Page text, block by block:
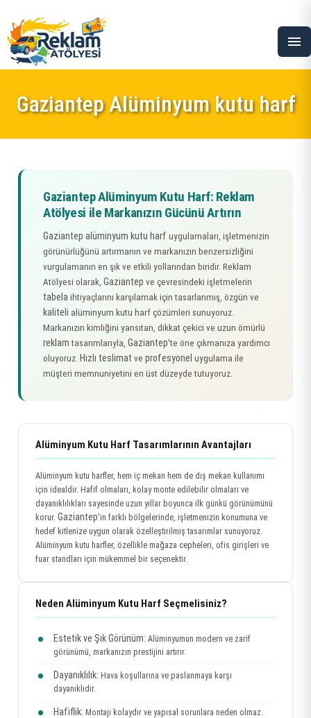
menu
Gaziantep Alüminyum kutu harf
Gaziantep Alüminyum Kutu Harf: Reklam
Atölyesi ile Markanızın Gücünü Artırın
Gaziantep alüminyum kutu harf uygulamaları, işletmenizin
görünürlüğünü artırmanın ve markanızın benzersizliğini
vurgulamanın en şık ve etkili yollarından biridir. Reklam
Atölyesi olarak, Gaziantep ve çevresindeki işletmelerin
tabela ihtiyaçlarını karşılamak için tasarlanmış, özgün ve
kaliteli alüminyum kutu harf çözümleri sunuyoruz.
Markanızın kimliğini yansıtan, dikkat çekici ve uzun ömürlü
reklam tasarımlarıyla, Gaziantep'te öne çıkmanıza yardımcı
oluyoruz. Hızlı teslimat ve profesyonel uygulama ile
müşteri memnuniyetini en üst düzeyde tutuyoruz.
Alüminyum Kutu Harf Tasarımlarının Avantajları
Alüminyum kutu harfler, hem iç mekan hem de dış mekan kullanımı
için idealdir. Hafif olmaları, kolay monte edilebilir olmaları ve
dayanıklılıkları sayesinde uzun yıllar boyunca ilk günkü görünümünü
korur. Gaziantep'in farklı bölgelerinde, işletmenizin konumuna ve
hedef kitlenize uygun olarak özelleştirilmiş tasarımlar sunuyoruz.
Alüminyum kutu harfler, özellikle mağaza cepheleri, ofis girişleri ve
fuar standları için mükemmel bir seçenektir.
Neden Alüminyum Kutu Harf Seçmelisiniz?
Estetik ve Şık Görünüm: Alüminyumun modern ve zarif
görünümü, markanızın prestijini artırır.
Dayanıklılık: Hava koşullarına ve paslanmaya karşı
dayanıklıdır.
Hafiflik: Montajı kolaydır ve yapısal sorunlara neden olmaz.